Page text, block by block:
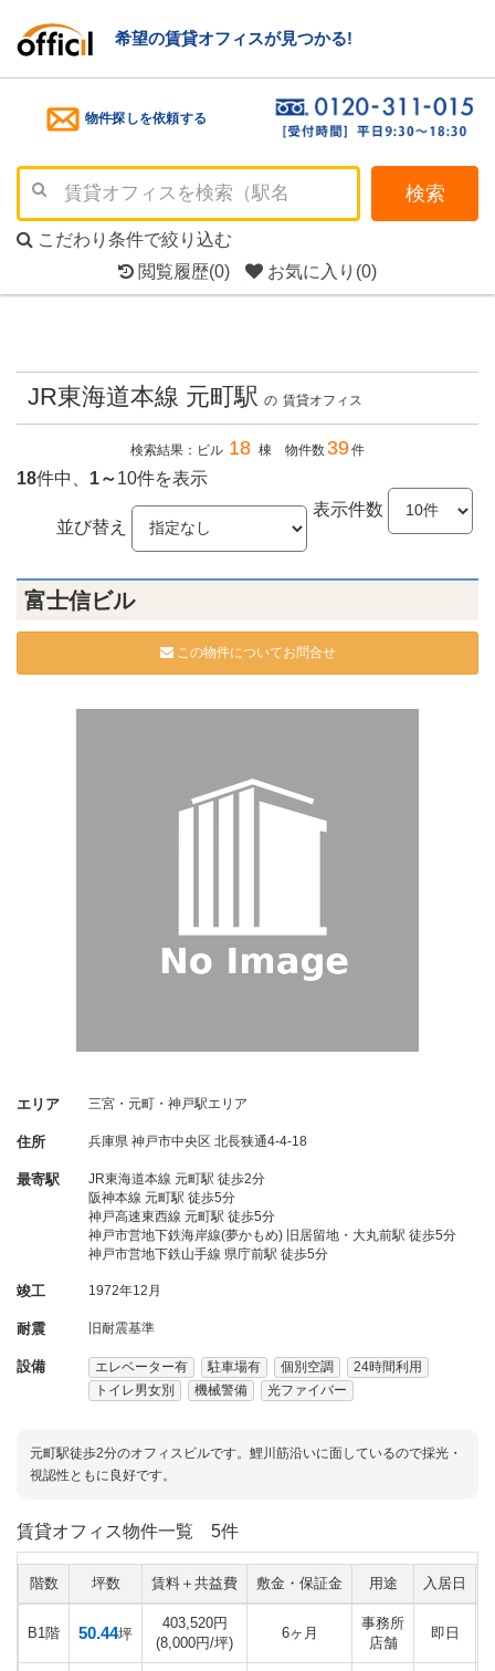
希望の賃貸オフィスが見つかる!
物件探しを依頼する
検索
こだわり条件で絞り込む
閲覧履歴(0) お気に入り (0)
JR東海道本線 元町駅 の 賃貸オフィス
検索結果：ビル 18 棟 物件数39件
18件中、 1～10件を表示
表示件数
並び替え
富士信ビル
この物件についてお問合せ
エリア 三宮・元町・神戸駅エリア
住所 兵庫県 神戸市中央区 北長狭通4-4-18
最寄駅
JR東海道本線 元町駅 徒歩2分
阪神本線 元町駅 徒歩5分
神戸高速東西線 元町駅 徒歩5分
神戸市営地下鉄海岸線(夢かもめ) 旧居留地・大丸前駅 徒歩5分
神戸市営地下鉄山手線 県庁前駅 徒歩5分
竣工 1972年12月
耐震 旧耐震基準
設備 エレベーター有 駐車場有 個別空調
24時間利用
トイレ男女別
機械警備 光ファイバー
元町駅徒歩2分のオフィスビルです。鯉川筋沿いに面しているので採光・
視認性ともに良好です。
賃貸オフィス物件一覧 5件
階数 坪数 賃料＋共益費 敷金・保証金 用途 入居日
B1階 50.44坪
403,520円
(8,000円/坪)
6ヶ月
事務所
店舗
即日